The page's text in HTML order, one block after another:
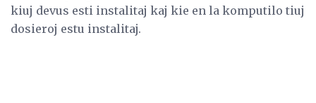
kiuj devus esti instalitaj kaj kie en la komputilo tiuj
dosieroj estu instalitaj.